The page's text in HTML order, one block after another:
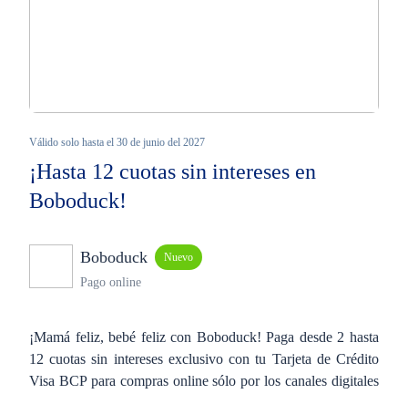
Válido solo hasta el 30 de junio del 2027
¡Hasta 12 cuotas sin intereses en
Boboduck!
Boboduck Nuevo
Pago online
¡Mamá feliz, bebé feliz con Boboduck! Paga desde 2 hasta
12 cuotas sin intereses exclusivo con tu Tarjeta de Crédito
Visa BCP para compras online sólo por los canales digitales